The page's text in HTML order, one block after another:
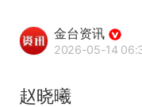
金台资讯
2026-05-14
赵晓曦